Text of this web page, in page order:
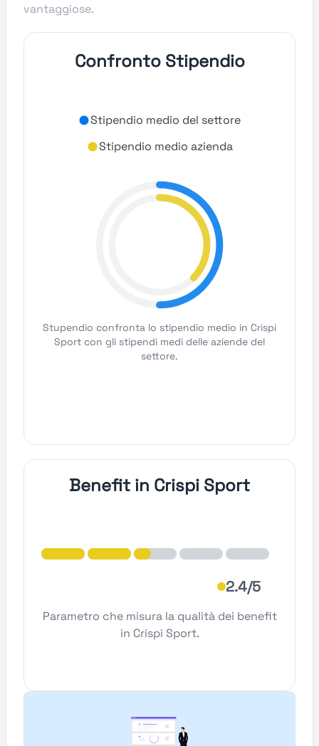
vantaggiose.
Confronto Stipendio
Stipendio medio del settore
Stipendio medio azienda
Stupendio confronta lo stipendio medio in Crispi
Sport con gli stipendi medi delle aziende del
settore.
Benefit in Crispi Sport
2.4/5
Parametro che misura la qualità dei benefit
in Crispi Sport.